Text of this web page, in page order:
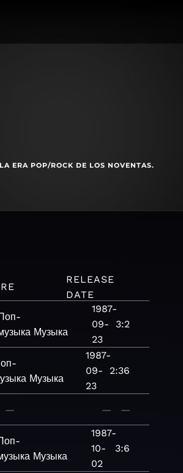
ERA POP/ROCK DE LOS NOVENTAS.
RELEASE
DATE
Музыка
1987-
09-
23
3:2
Музыка
1987-
09-
23
2:36
— — —
Музыка
1987-
10-
02
3:6